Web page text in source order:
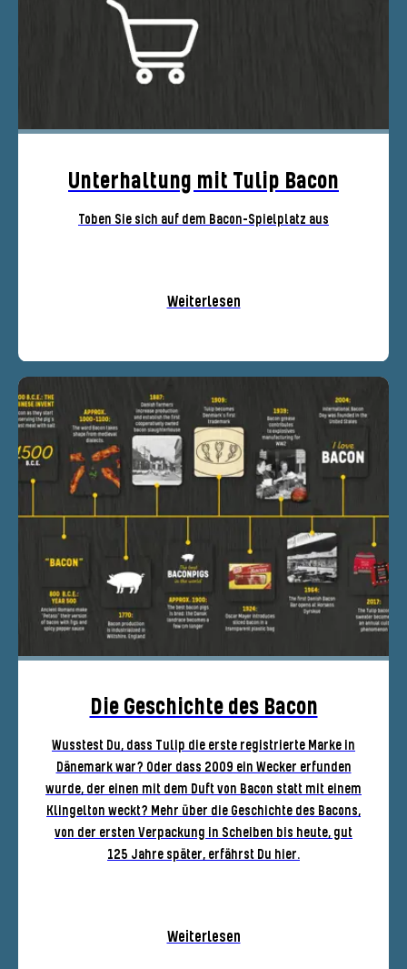
Unterhaltung mit Tulip Bacon
Toben Sie sich auf dem Bacon-Spielplatz aus
Weiterlesen
Die Geschichte des Bacon
Wusstest Du, dass Tulip die erste registrierte Marke in
Dänemark war? Oder dass 2009 ein Wecker erfunden
wurde, der einen mit dem Duft von Bacon statt mit einem
Klingelton weckt? Mehr über die Geschichte des Bacons,
von der ersten Verpackung in Scheiben bis heute, gut
125 Jahre später, erfährst Du hier.
Weiterlesen